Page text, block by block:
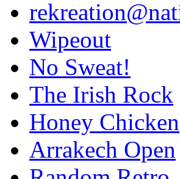
Wipeout
No Sweat!
The Irish Rock
Honey Chicken
Arrakech Open